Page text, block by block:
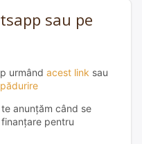
sau pe
urmând acest link sau
anunțăm când se
pentru